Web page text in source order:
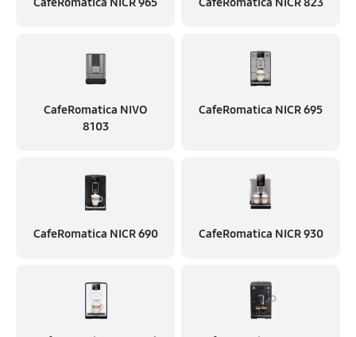
CafeRomatica NIVO
8103
CafeRomatica NICR 695
CafeRomatica NICR 690 CafeRomatica NICR 930